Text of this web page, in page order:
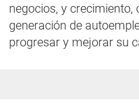
negocios, y crecimiento,
generación de
progresar y mejorar su